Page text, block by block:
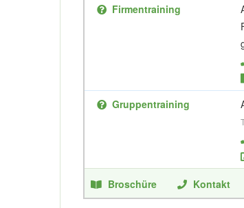
Firmentraining
Gruppentraining
Broschüre Kontakt